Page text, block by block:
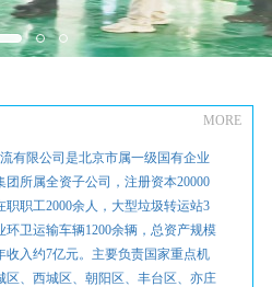
MORE
有限公司是北京市属一级国有企业
所属全资子公司，注册资本20000
职职工2000余人，大型垃圾转运站3
环卫运输车辆1200余辆，总资产规模
收入约7亿元。主要负责国家重点机
区、西城区、朝阳区、丰台区、亦庄